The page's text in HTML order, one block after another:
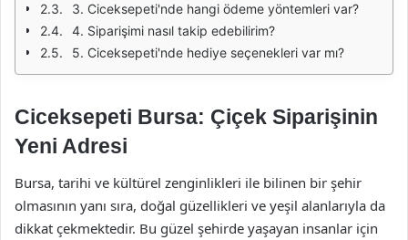
3. Ciceksepeti'nde hangi ödeme yöntemleri var?
4. Siparişimi nasıl takip edebilirim?
5. Ciceksepeti'nde hediye seçenekleri var mı?
Ciceksepeti Bursa: Çiçek Siparişinin
Yeni Adresi
Bursa, tarihi ve kültürel zenginlikleri ile bilinen bir şehir
olmasının yanı sıra, doğal güzellikleri ve yeşil alanlarıyla da
dikkat çekmektedir. Bu güzel şehirde yaşayan insanlar için